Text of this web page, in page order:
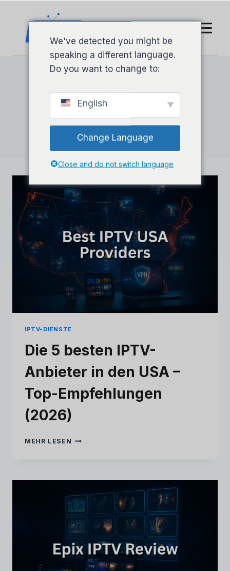
springen
Blog
IPTV-DIENSTE
Die 5 besten IPTV-
Anbieter in den USA –
Top-Empfehlungen
(2026)
MEHR LESEN DIE
ANBIETER
DEN
USA
–
TOP-
EMPFEHLUNGEN
(2026)
We've detected you might be
speaking a different language.
Do you want to change to:
English
Change Language
Close and do not switch language